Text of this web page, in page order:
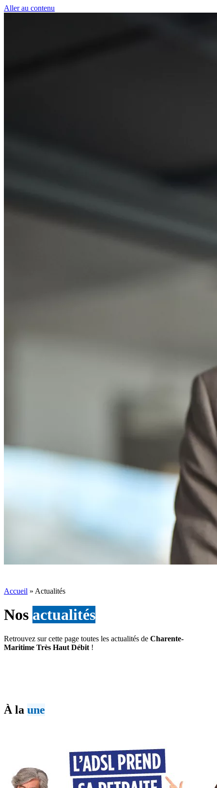
Aller au contenu
Accueil » Actualités
Nos actualités
Retrouvez sur cette page toutes les actualités de Charente-
Maritime Très Haut Débit !
À la une
Panneau de gestion des cookies